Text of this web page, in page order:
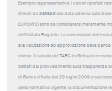
Esempio rappresentativo: I calcoli riportati
stimati da 24MAX alla data odierna sulla base
EUROIRS) sono da considerarsi meramente
dell'Istituto Rogante. La concessione del
alla valutazione ed approvazione della
cliente. Il calcolo del TAEG è effettuato in
dettati dal provvedimento sulla trasparenza
di Banca d'Italia del 29 luglio 2009 e
della normativa vigente, la documentazione